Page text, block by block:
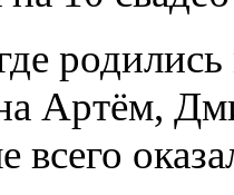
Артём,
всего